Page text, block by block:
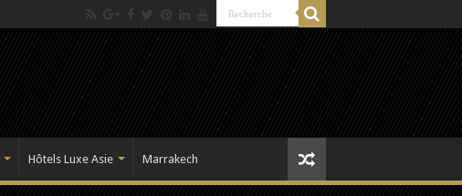
Hôtels Luxe Asie Marrakech